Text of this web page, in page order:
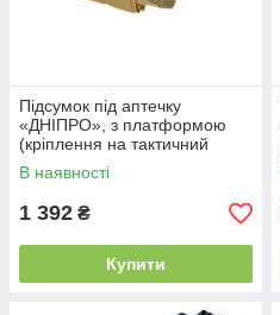
Підсумок під аптечку
«ДНІПРО», з платформою
(кріплення на тактичний
пояс), PM27, койот
В наявності
1 392 ₴
Купити